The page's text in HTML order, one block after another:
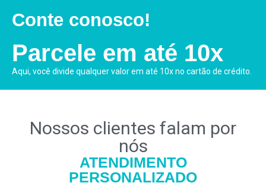
Conte conosco!
Parcele em até 10x
Aqui, você divide qualquer valor em até 10x no cartão de crédito.
Nossos clientes falam por
nós
ATENDIMENTO
PERSONALIZADO